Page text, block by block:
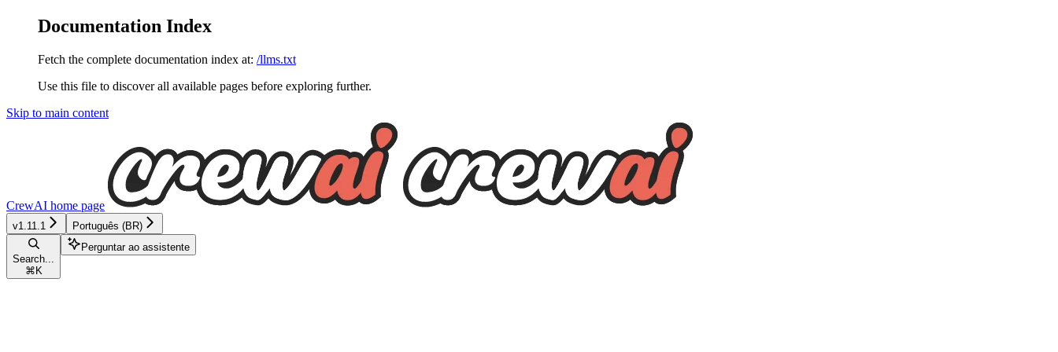
Documentation Index
Fetch the complete documentation index at: /llms.txt
Use this file to discover all available pages before exploring further.
Skip to main content
CrewAI home page
v1.11.1 Português (BR)
Search...
⌘ K
Perguntar ao assistente